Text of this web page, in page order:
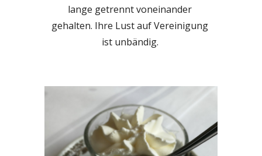
lange getrennt voneinander
gehalten. Ihre Lust auf Vereinigung
ist unbändig.